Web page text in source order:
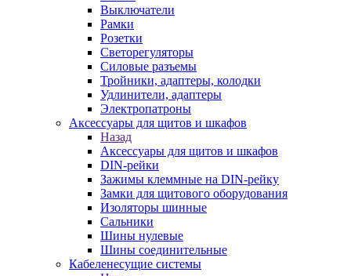
Выключатели
Рамки
Розетки
Светорегуляторы
Силовые разъемы
Тройники, адаптеры, колодки
Удлинители, адаптеры
Электропатроны
Аксессуары для щитов и шкафов
Назад
Аксессуары для щитов и шкафов
DIN-рейки
Зажимы клеммные на DIN-рейку
Замки для щитового оборудования
Изоляторы шинные
Сальники
Шины нулевые
Шины соединительные
Кабеленесущие системы